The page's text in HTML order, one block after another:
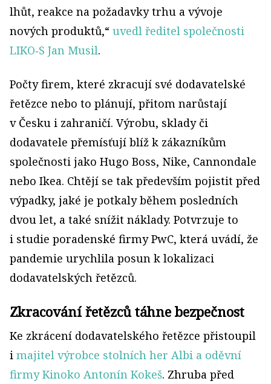
lhůt, reakce na požadavky trhu a vývoje
nových produktů,“ uvedl ředitel společnosti
LIKO‑S Jan Musil.
Počty firem, které zkracují své dodavatelské
řetězce nebo to plánují, přitom narůstají
v Česku i zahraničí. Výrobu, sklady či
dodavatele přemísťují blíž k zákazníkům
společnosti jako Hugo Boss, Nike, Cannondale
nebo Ikea. Chtějí se tak především pojistit před
výpadky, jaké je potkaly během posledních
dvou let, a také snížit náklady. Potvrzuje to
i studie poradenské firmy PwC, která uvádí, že
pandemie urychlila posun k lokalizaci
dodavatelských řetězců.
Zkracování řetězců táhne bezpečnost
Ke zkrácení dodavatelského řetězce přistoupil
i majitel výrobce stolních her Albi a oděvní
firmy Kinoko Antonín Kokeš. Zhruba před